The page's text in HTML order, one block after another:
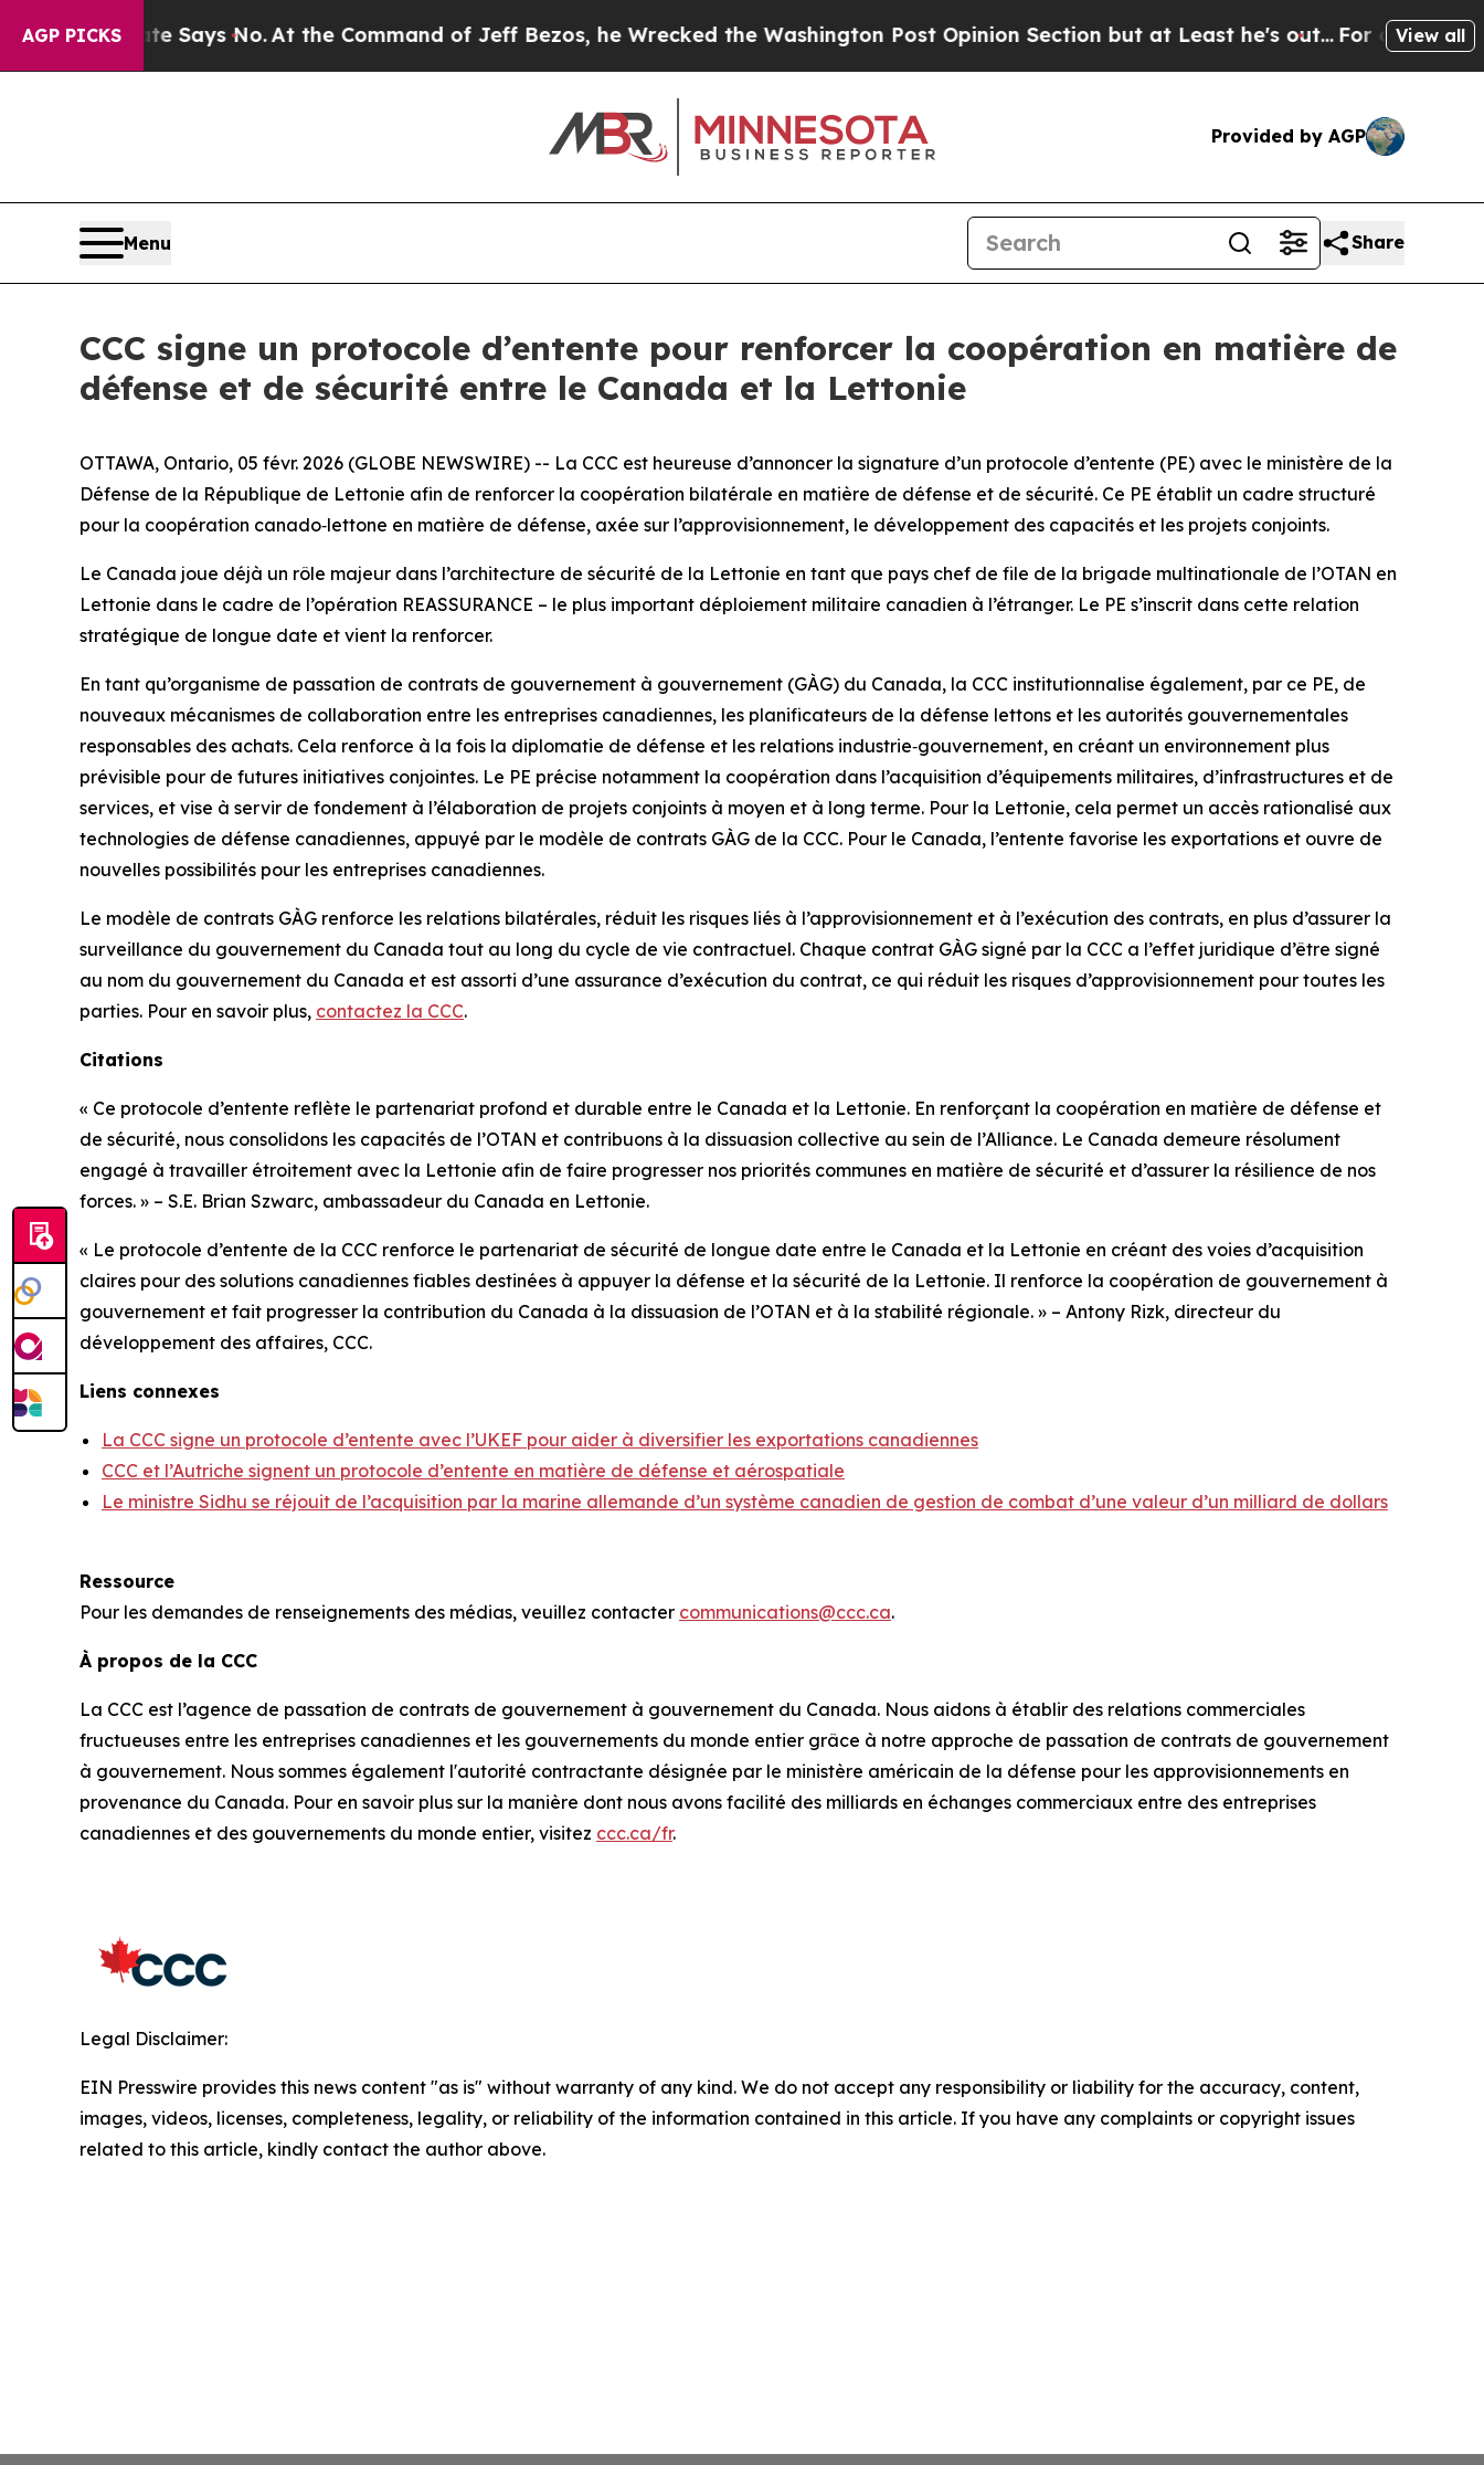
AGP PICKS
State Says No.At the Command of Jeff Bezos, he Wrecked the Washington Post Opinion Section but at Least he's out...For a Grand View all
Provided by AGP
Menu Share
CCC signe un protocole d’entente pour renforcer la coopération en matière de
défense et de sécurité entre le Canada et la Lettonie
OTTAWA, Ontario, 05 févr. 2026 (GLOBE NEWSWIRE) -- La CCC est heureuse d’annoncer la signature d’un protocole d’entente (PE) avec le ministère de la
Défense de la République de Lettonie afin de renforcer la coopération bilatérale en matière de défense et de sécurité. Ce PE établit un cadre structuré
pour la coopération canado‑lettone en matière de défense, axée sur l’approvisionnement, le développement des capacités et les projets conjoints.
Le Canada joue déjà un rôle majeur dans l’architecture de sécurité de la Lettonie en tant que pays chef de file de la brigade multinationale de l’OTAN en
Lettonie dans le cadre de l’opération REASSURANCE – le plus important déploiement militaire canadien à l’étranger. Le PE s’inscrit dans cette relation
stratégique de longue date et vient la renforcer.
En tant qu’organisme de passation de contrats de gouvernement à gouvernement (GÀG) du Canada, la CCC institutionnalise également, par ce PE, de
nouveaux mécanismes de collaboration entre les entreprises canadiennes, les planificateurs de la défense lettons et les autorités gouvernementales
responsables des achats. Cela renforce à la fois la diplomatie de défense et les relations industrie‑gouvernement, en créant un environnement plus
prévisible pour de futures initiatives conjointes. Le PE précise notamment la coopération dans l’acquisition d’équipements militaires, d’infrastructures et de
services, et vise à servir de fondement à l’élaboration de projets conjoints à moyen et à long terme. Pour la Lettonie, cela permet un accès rationalisé aux
technologies de défense canadiennes, appuyé par le modèle de contrats GÀG de la CCC. Pour le Canada, l’entente favorise les exportations et ouvre de
nouvelles possibilités pour les entreprises canadiennes.
Le modèle de contrats GÀG renforce les relations bilatérales, réduit les risques liés à l’approvisionnement et à l’exécution des contrats, en plus d’assurer la
surveillance du gouvernement du Canada tout au long du cycle de vie contractuel. Chaque contrat GÀG signé par la CCC a l’effet juridique d’être signé
au nom du gouvernement du Canada et est assorti d’une assurance d’exécution du contrat, ce qui réduit les risques d’approvisionnement pour toutes les
parties. Pour en savoir plus, contactez la CCC.
Citations
« Ce protocole d’entente reflète le partenariat profond et durable entre le Canada et la Lettonie. En renforçant la coopération en matière de défense et
de sécurité, nous consolidons les capacités de l’OTAN et contribuons à la dissuasion collective au sein de l’Alliance. Le Canada demeure résolument
engagé à travailler étroitement avec la Lettonie afin de faire progresser nos priorités communes en matière de sécurité et d’assurer la résilience de nos
forces. » – S.E. Brian Szwarc, ambassadeur du Canada en Lettonie.
« Le protocole d’entente de la CCC renforce le partenariat de sécurité de longue date entre le Canada et la Lettonie en créant des voies d’acquisition
claires pour des solutions canadiennes fiables destinées à appuyer la défense et la sécurité de la Lettonie. Il renforce la coopération de gouvernement à
gouvernement et fait progresser la contribution du Canada à la dissuasion de l’OTAN et à la stabilité régionale. » – Antony Rizk, directeur du
développement des affaires, CCC.
Liens connexes
La CCC signe un protocole d’entente avec l’UKEF pour aider à diversifier les exportations canadiennes
CCC et l’Autriche signent un protocole d’entente en matière de défense et aérospatiale
Le ministre Sidhu se réjouit de l’acquisition par la marine allemande d’un système canadien de gestion de combat d’une valeur d’un milliard de dollars
Ressource
Pour les demandes de renseignements des médias, veuillez contacter communications@ccc.ca.
À propos de la CCC
La CCC est l’agence de passation de contrats de gouvernement à gouvernement du Canada. Nous aidons à établir des relations commerciales
fructueuses entre les entreprises canadiennes et les gouvernements du monde entier grâce à notre approche de passation de contrats de gouvernement
à gouvernement. Nous sommes également l'autorité contractante désignée par le ministère américain de la défense pour les approvisionnements en
provenance du Canada. Pour en savoir plus sur la manière dont nous avons facilité des milliards en échanges commerciaux entre des entreprises
canadiennes et des gouvernements du monde entier, visitez ccc.ca/fr.
Legal Disclaimer:
EIN Presswire provides this news content "as is" without warranty of any kind. We do not accept any responsibility or liability for the accuracy, content,
images, videos, licenses, completeness, legality, or reliability of the information contained in this article. If you have any complaints or copyright issues
related to this article, kindly contact the author above.